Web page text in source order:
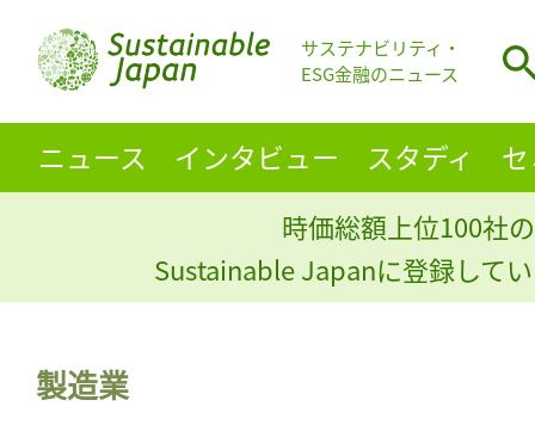
サステナビリティ・
ESG金融のニュース
ニュース インタビュー スタディ
時価総額上位100社
Sustainable Japanに登録して
製造業